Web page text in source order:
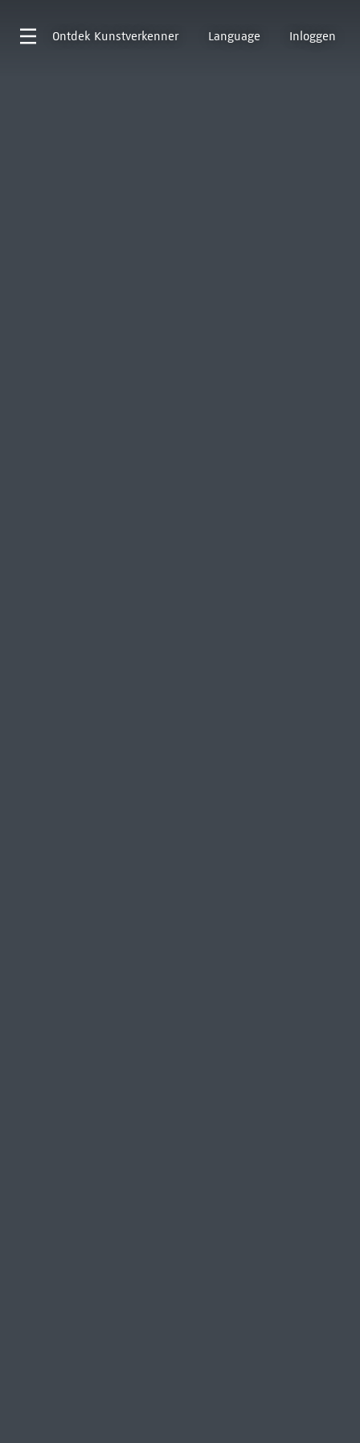
Ontdek Kunstverkenner Language Inloggen